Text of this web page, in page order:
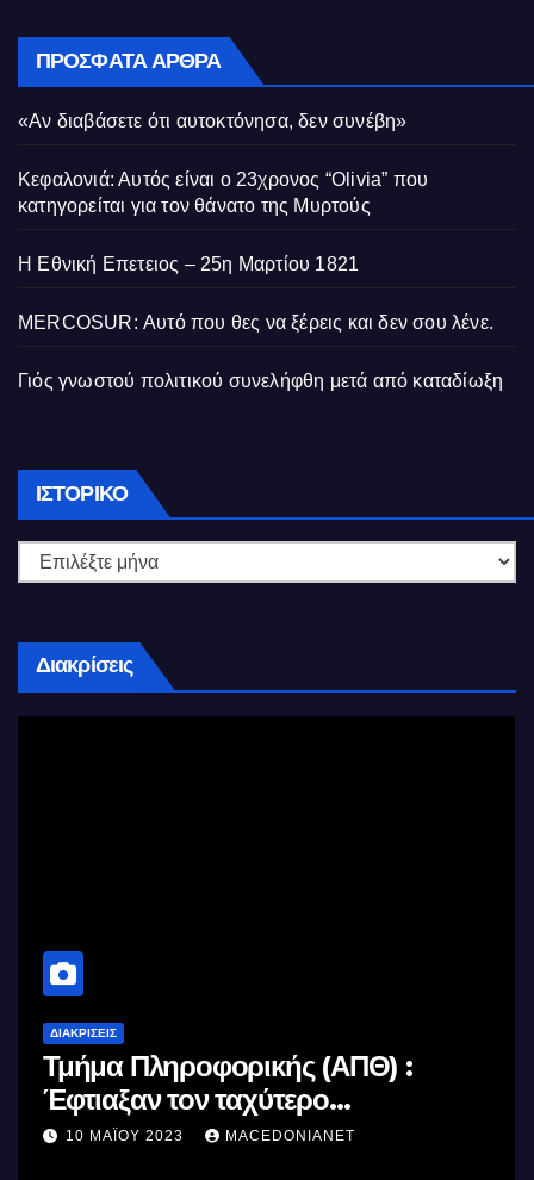
ΠΡΌΣΦΑΤΑ ΆΡΘΡΑ
«Αν διαβάσετε ότι αυτοκτόνησα, δεν συνέβη»
Κεφαλονιά: Αυτός είναι ο 23χρονος “Olivia” που
κατηγορείται για τον θάνατο της Μυρτούς
Η Εθνική Επετειος – 25η Μαρτίου 1821
MERCOSUR: Αυτό που θες να ξέρεις και δεν σου λένε.
Γιός γνωστού πολιτικού συνελήφθη μετά από καταδίωξη
ΙΣΤΟΡΙΚΌ Ιστορικό
Διακρίσεις
ΔΙΑΚΡΊΣΕΙΣ
Τμήμα Πληροφορικής (ΑΠΘ) :
Έφτιαξαν τον ταχύτερο
επεξεργαστή AI στον κόσμο με τη
10 ΜΑΪ́ΟΥ 2023 MACEDONIANET